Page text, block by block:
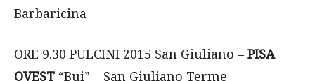
Barbaricina
ORE 9.30 PULCINI 2015 San Giuliano – PISA
OVEST “Bui” – San Giuliano Terme